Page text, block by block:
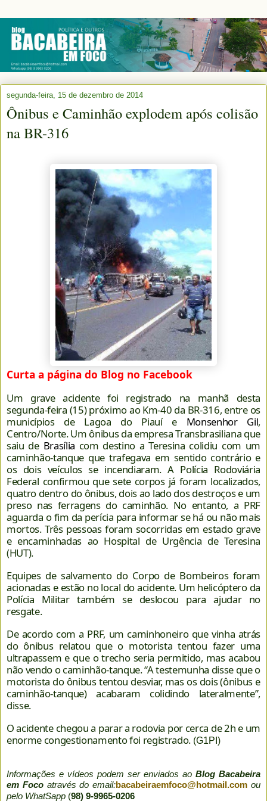
segunda-feira, 15 de dezembro de 2014
Ônibus e Caminhão explodem após colisão
na BR-316
Curta a página do Blog no Facebook
Um grave acidente foi registrado na manhã desta
segunda-feira (15) próximo ao Km-40 da BR-316, entre os
municípios de Lagoa do Piauí e Monsenhor Gil,
Centro/Norte. Um ônibus da empresa Transbrasiliana que
saiu de Brasília com destino a Teresina colidiu com um
caminhão-tanque que trafegava em sentido contrário e
os dois veículos se incendiaram. A Polícia Rodoviária
Federal confirmou que sete corpos já foram localizados,
quatro dentro do ônibus, dois ao lado dos destroços e um
preso nas ferragens do caminhão. No entanto, a PRF
aguarda o fim da perícia para informar se há ou não mais
mortos. Três pessoas foram socorridas em estado grave
e encaminhadas ao Hospital de Urgência de Teresina
(HUT).
Equipes de salvamento do Corpo de Bombeiros foram
acionadas e estão no local do acidente. Um helicóptero da
Polícia Militar também se deslocou para ajudar no
resgate.
De acordo com a PRF, um caminhoneiro que vinha atrás
do ônibus relatou que o motorista tentou fazer uma
ultrapassem e que o trecho seria permitido, mas acabou
não vendo o caminhão-tanque. “A testemunha disse que o
motorista do ônibus tentou desviar, mas os dois (ônibus e
caminhão-tanque) acabaram colidindo lateralmente”,
disse.
O acidente chegou a parar a rodovia por cerca de 2h e um
enorme congestionamento foi registrado. (G1PI)
Informações e vídeos podem ser enviados ao Blog Bacabeira
em Focoatravés do email:bacabeiraemfoco@hotmail.com ou
pelo WhatSapp (98) 9-9965-0206